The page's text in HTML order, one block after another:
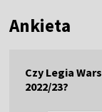
Ankieta
Czy Legia
2022/23?